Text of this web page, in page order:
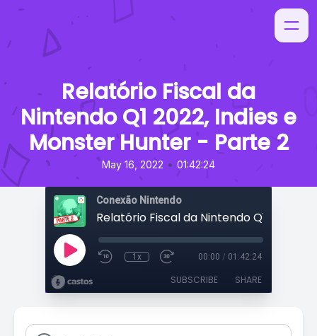
Relatório Fiscal da
Nintendo Q1 2022, Indies e
Monster Hunter - Parte 2
May 16, 2022 • 01:42:24
Conexão Nintendo
1x 00:00 / 01:42:24
SUBSCRIBE SHARE